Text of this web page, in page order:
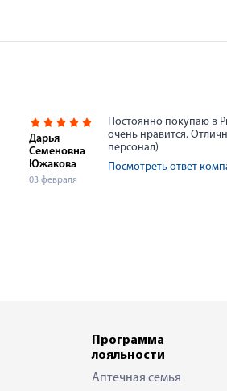
Дарья
Семеновна
Южакова
03 февраля
Постоянно покупаю в
очень нравится.
персонал)
Посмотреть ответ
Программа
лояльности
Аптечная семья